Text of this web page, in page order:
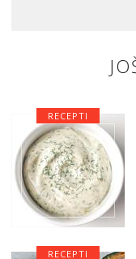
RECEPTI
RECEPTI